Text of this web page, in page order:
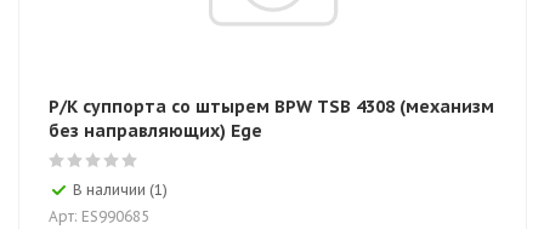
Р/К суппорта со штырем BPW TSB 4308 (механизм
без направляющих) Ege
В наличии (1)
Арт: ES990685